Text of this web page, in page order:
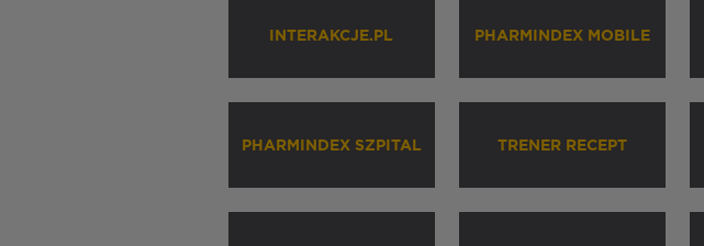
INTERAKCJE.PL PHARMINDEX MOBILE
PHARMINDEX SZPITAL TRENER RECEPT